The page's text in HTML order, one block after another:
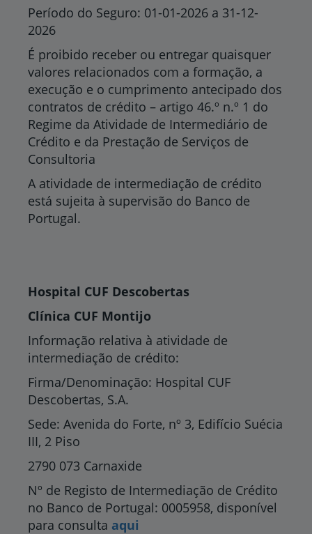
Período do Seguro: 01-01-2026 a 31-12-
2026
É proibido receber ou entregar quaisquer
valores relacionados com a formação, a
execução e o cumprimento antecipado dos
contratos de crédito – artigo 46.º n.º 1 do
Regime da Atividade de Intermediário de
Crédito e da Prestação de Serviços de
Consultoria
A atividade de intermediação de crédito
está sujeita à supervisão do Banco de
Portugal.
Hospital CUF Descobertas
Clínica CUF Montijo
Informação relativa à atividade de
intermediação de crédito:
Firma/Denominação: Hospital CUF
Descobertas, S.A.
Sede: Avenida do Forte, nº 3, Edifício Suécia
III, 2 Piso
2790 073 Carnaxide
Nº de Registo de Intermediação de Crédito
no Banco de Portugal: 0005958, disponível
para consulta aqui